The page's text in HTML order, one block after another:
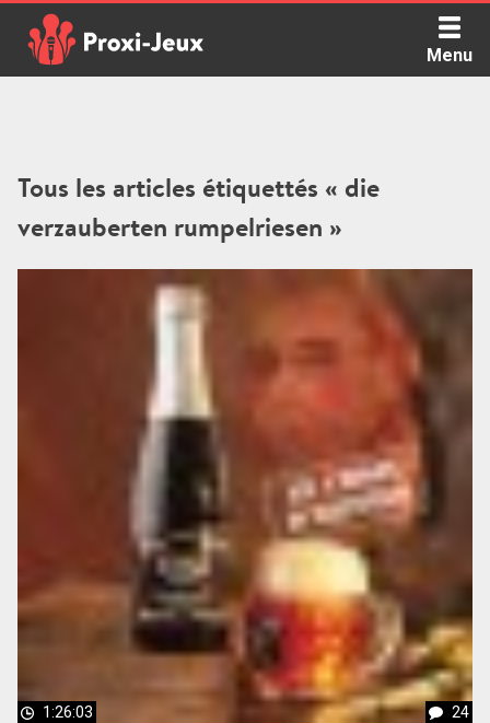
content
Menu
Tous les articles étiquettés « die
verzauberten rumpelriesen »
1:26:03 24